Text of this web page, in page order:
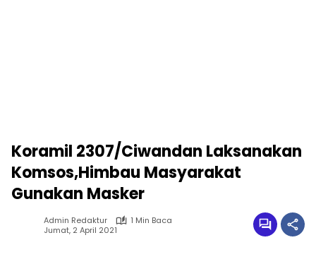
Koramil 2307/Ciwandan Laksanakan
Komsos,Himbau Masyarakat
Gunakan Masker
Admin Redaktur
1 Min Baca
Jumat, 2 April 2021